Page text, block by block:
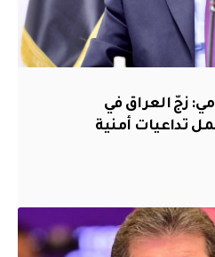
زجّ العراق في
تداعيات أمنية